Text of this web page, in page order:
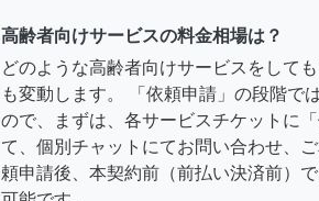
高齢者向けサービスの料金相場は？
どのような高齢者向けサービスをして
も変動します。 「依頼申請」の段階で
ので、まずは、各サービスチケットに
て、個別チャットにてお問い合わせ、
頼申請後、本契約前（前払い決済前）